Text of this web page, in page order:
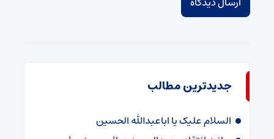
جدیدترین مطالب
السلام علیک یا اباعبدالله الحسین